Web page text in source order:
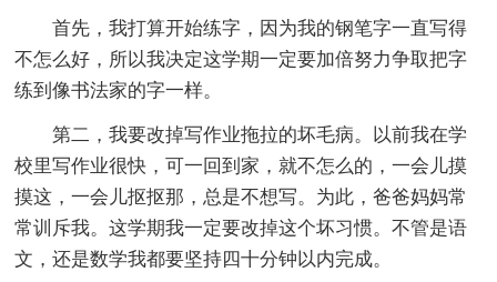
首先，我打算开始练字，因为我的钢笔字一直写得
不怎么好，所以我决定这学期一定要加倍努力争取把字
练到像书法家的字一样。
第二，我要改掉写作业拖拉的坏毛病。以前我在学
校里写作业很快，可一回到家，就不怎么的，一会儿摸
摸这，一会儿抠抠那，总是不想写。为此，爸爸妈妈常
常训斥我。这学期我一定要改掉这个坏习惯。不管是语
文，还是数学我都要坚持四十分钟以内完成。